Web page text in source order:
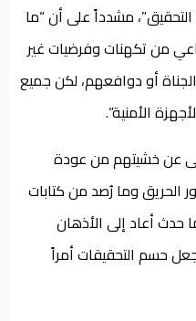
التحقيق”، مشدداً على أن “ما
من تكهنات وفرضيات غير
أو دوافعهم، لكن جميع
الأمنية”.
عن خشيتهم من عودة
الحريق وما رُصد من كتابات
أعاد إلى الأذهان
حسم التحقيقات أمراً